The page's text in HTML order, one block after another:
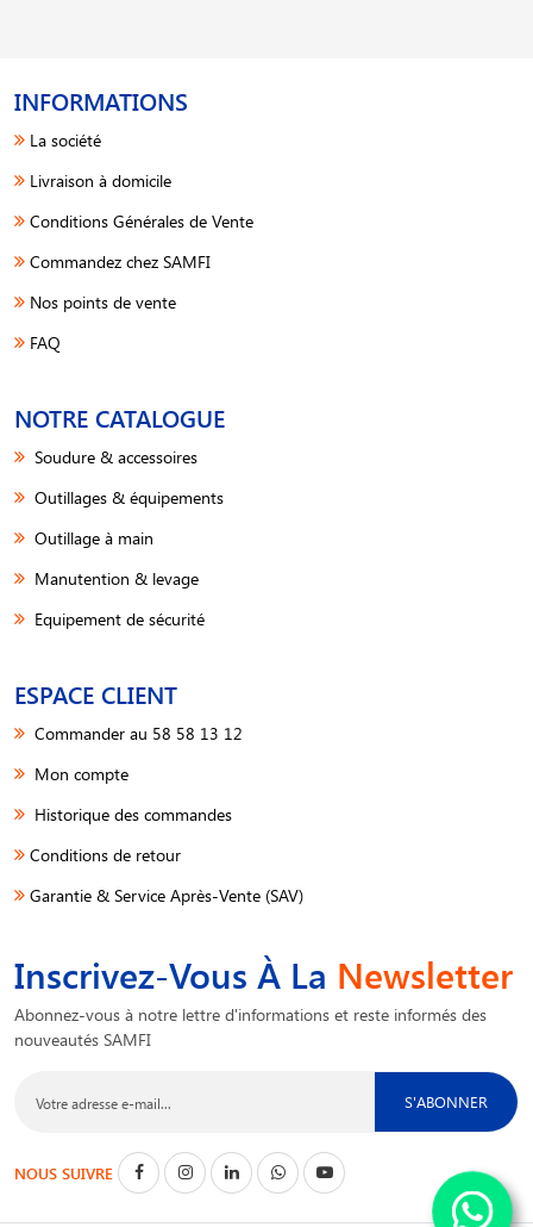
INFORMATIONS
La société
Livraison à domicile
Conditions Générales de Vente
Commandez chez SAMFI
Nos points de vente
FAQ
NOTRE CATALOGUE
Soudure & accessoires
Outillages & équipements
Outillage à main
Manutention & levage
Equipement de sécurité
ESPACE CLIENT
Commander au 58 58 13 12
Mon compte
Historique des commandes
Conditions de retour
Garantie & Service Après-Vente (SAV)
Inscrivez-Vous À La Newsletter
Abonnez-vous à notre lettre d'informations et reste informés des
nouveautés SAMFI
S'ABONNER
NOUS SUIVRE